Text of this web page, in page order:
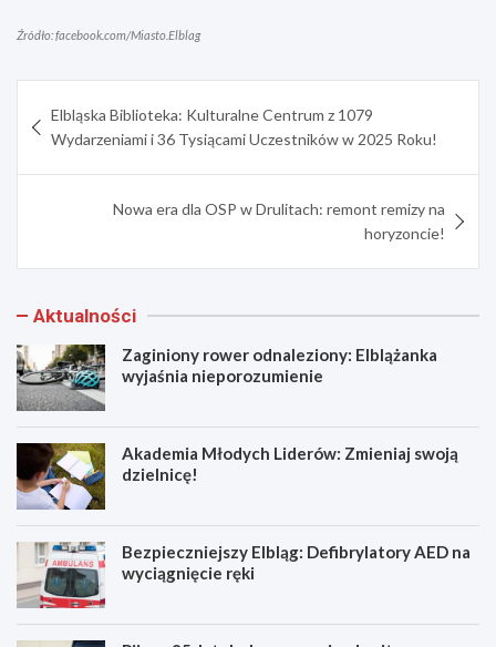
Źródło: facebook.com/Miasto.Elblag
wpisu
Elbląska Biblioteka: Kulturalne Centrum z 1079
Wydarzeniami i 36 Tysiącami Uczestników w 2025 Roku!
Nowa era dla OSP w Drulitach: remont remizy na
horyzoncie!
Aktualności
Zaginiony rower odnaleziony: Elblążanka
wyjaśnia nieporozumienie
Akademia Młodych Liderów: Zmieniaj swoją
dzielnicę!
Bezpieczniejszy Elbląg: Defibrylatory AED na
wyciągnięcie ręki